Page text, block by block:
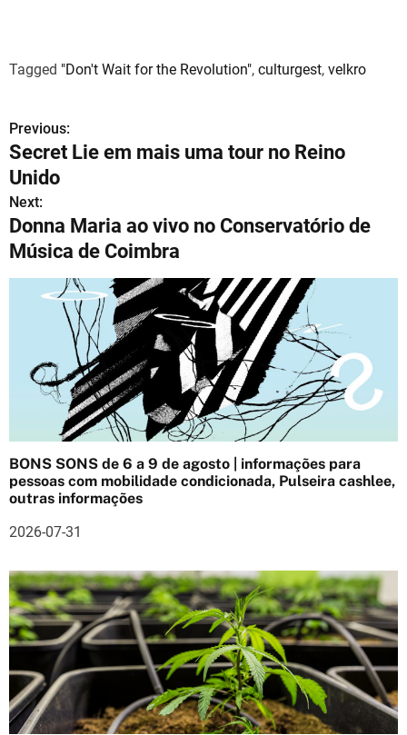
Tagged "Don't Wait for the Revolution", culturgest, velkro
N
a
v
e
g
d
e
t
i
g
o
s
Previous:
Secret Lie em mais uma tour no Reino
Unido
Next:
Donna Maria ao vivo no Conservatório de
Música de Coimbra
BONS SONS de 6 a 9 de agosto | informações para
pessoas com mobilidade condicionada, Pulseira cashlee,
outras informações
2026-07-31